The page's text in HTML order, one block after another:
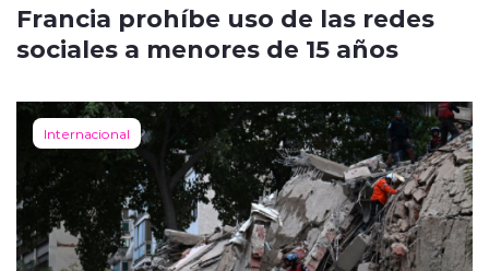
Francia prohíbe uso de las redes
sociales a menores de 15 años
Internacional